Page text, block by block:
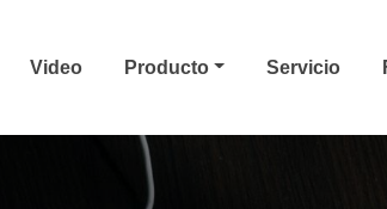
Video Producto Servicio